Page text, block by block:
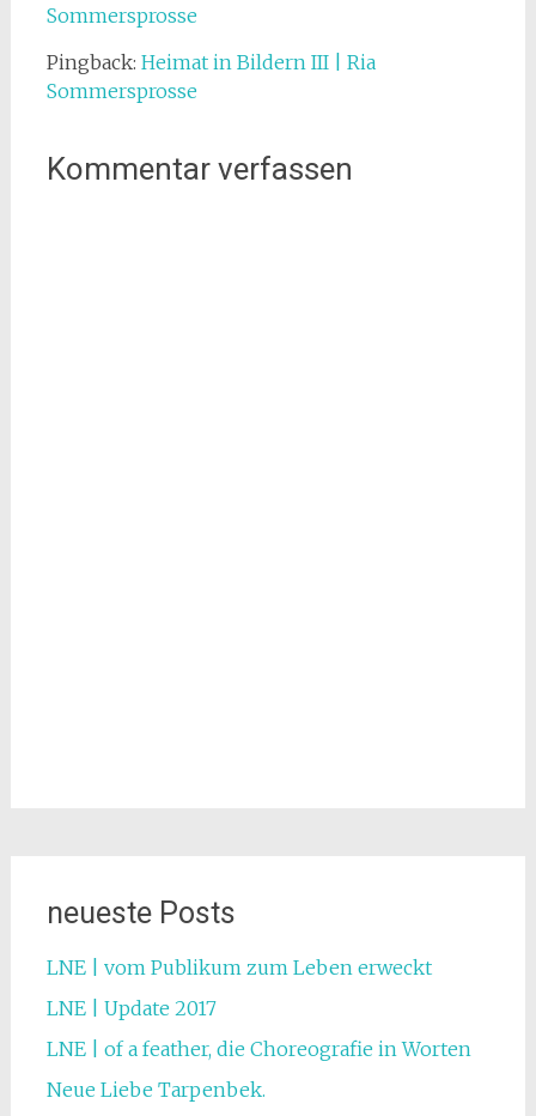
Sommersprosse
Pingback: Heimat in Bildern III | Ria
Sommersprosse
Kommentar verfassen
neueste Posts
LNE | vom Publikum zum Leben erweckt
LNE | Update 2017
LNE | of a feather, die Choreografie in Worten
Neue Liebe Tarpenbek.